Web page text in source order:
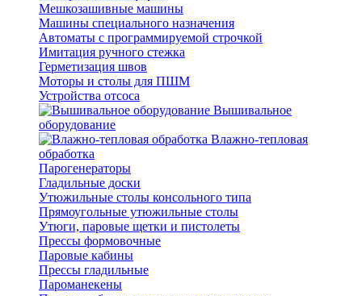
Мешкозашивные машины
Машины специального назначения
Автоматы с программируемой строчкой
Имитация ручного стежка
Герметизация швов
Моторы и столы для ПШМ
Устройства отсоса
Вышивальное
оборудование
Влажно-тепловая
обработка
Парогенераторы
Гладильные доски
Утюжильные столы консольного типа
Прямоугольные утюжильные столы
Утюги, паровые щетки и пистолеты
Прессы формовочные
Паровые кабины
Прессы гладильные
Пароманекены